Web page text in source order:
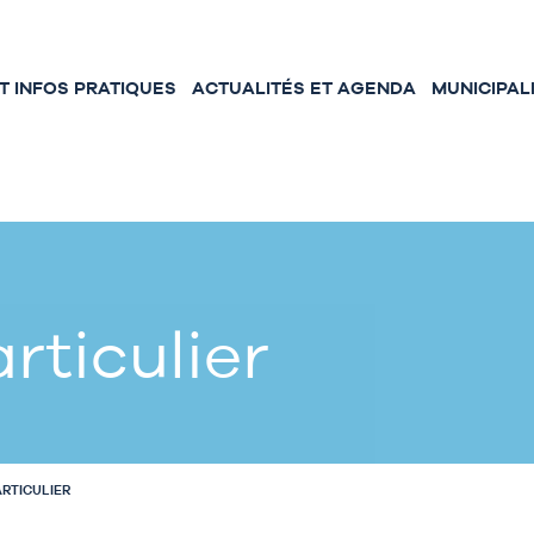
INFOS PRATIQUES ACTUALITÉS ET AGENDA